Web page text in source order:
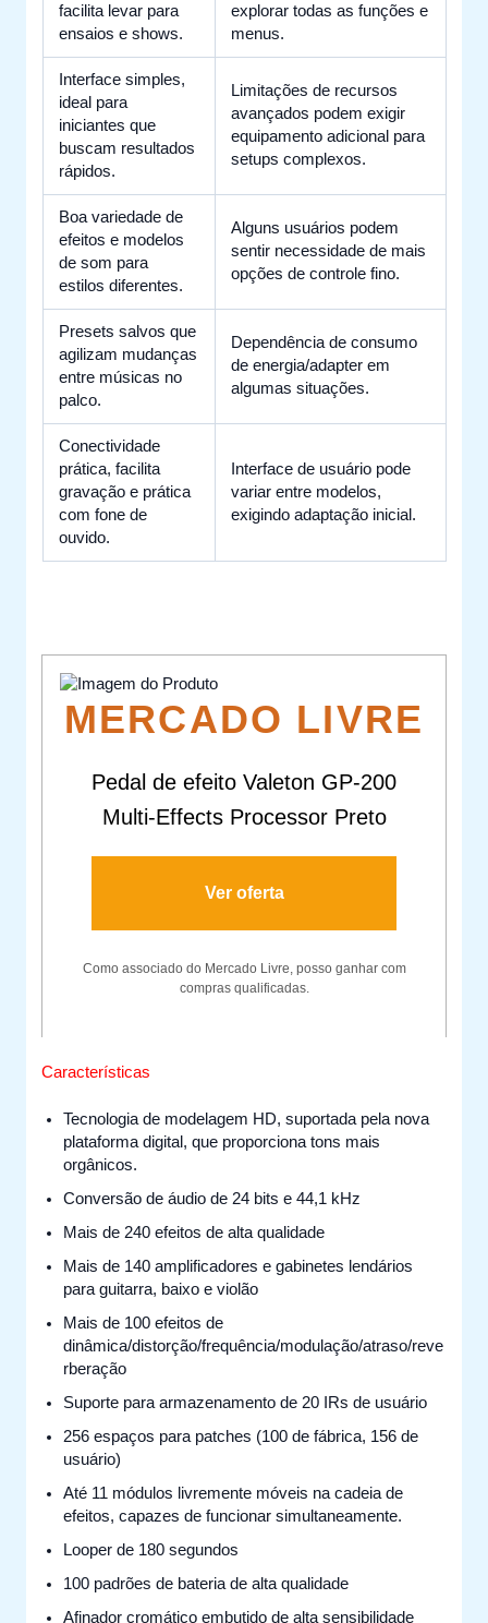
facilita levar para
ensaios e shows.
explorar todas as funções e
menus.
Interface simples,
ideal para
iniciantes que
buscam resultados
rápidos.
Limitações de recursos
avançados podem exigir
equipamento adicional para
setups complexos.
Boa variedade de
efeitos e modelos
de som para
estilos diferentes.
Alguns usuários podem
sentir necessidade de mais
opções de controle fino.
Presets salvos que
agilizam mudanças
entre músicas no
palco.
Dependência de consumo
de energia/adapter em
algumas situações.
Conectividade
prática, facilita
gravação e prática
com fone de
ouvido.
Interface de usuário pode
variar entre modelos,
exigindo adaptação inicial.
MERCADO LIVRE
Pedal de efeito Valeton GP-200
Multi-Effects Processor Preto
Ver oferta
Como associado do Mercado Livre, posso ganhar com
compras qualificadas.
Características
Tecnologia de modelagem HD, suportada pela nova
plataforma digital, que proporciona tons mais
orgânicos.
Conversão de áudio de 24 bits e 44,1 kHz
Mais de 240 efeitos de alta qualidade
Mais de 140 amplificadores e gabinetes lendários
para guitarra, baixo e violão
Mais de 100 efeitos de
dinâmica/distorção/frequência/modulação/atraso/reve
rberação
Suporte para armazenamento de 20 IRs de usuário
256 espaços para patches (100 de fábrica, 156 de
usuário)
Até 11 módulos livremente móveis na cadeia de
efeitos, capazes de funcionar simultaneamente.
Looper de 180 segundos
100 padrões de bateria de alta qualidade
Afinador cromático embutido de alta sensibilidade